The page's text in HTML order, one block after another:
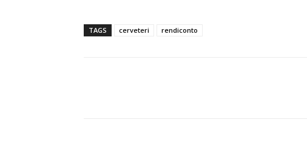
TAGS cerveteri rendiconto